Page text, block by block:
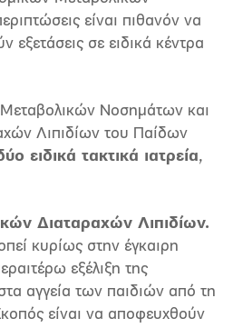
είναι πιθανόν να
εξετάσεις σε ειδικά κέντρα
Νοσημάτων και
Λιπιδίων του Παίδων
ειδικά τακτικά ιατρεία,
Διαταραχών Λιπιδίων.
κυρίως στην έγκαιρη
εξέλιξη της
αγγεία των παιδιών από τη
είναι να αποφευχθούν